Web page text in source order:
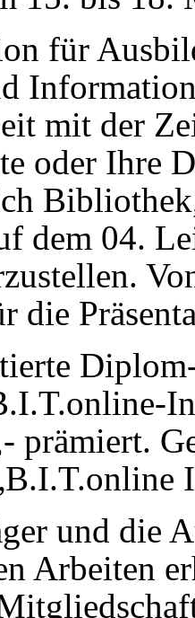
für
mit der
oder Ihre
dem 04.
die
prämiert.
und die
Arbeiten